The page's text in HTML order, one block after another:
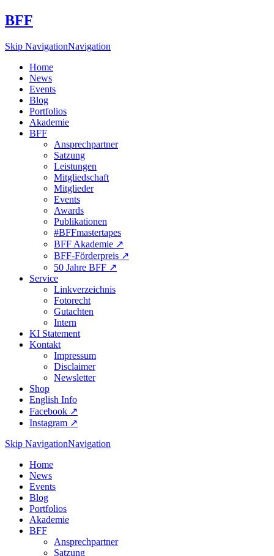
BFF
Skip NavigationNavigation
Home
News
Events
Blog
Portfolios
Akademie
BFF
Ansprechpartner
Satzung
Leistungen
Mitgliedschaft
Mitglieder
Events
Awards
Publikationen
#BFFmastertapes
BFF Akademie ↗︎
BFF-Förderpreis ↗︎
50 Jahre BFF ↗︎
Service
Linkverzeichnis
Fotorecht
Gutachten
Intern
KI Statement
Kontakt
Impressum
Disclaimer
Newsletter
Shop
English Info
Facebook ↗︎
Instagram ↗︎
Skip NavigationNavigation
Home
News
Events
Blog
Portfolios
Akademie
BFF
Ansprechpartner
Satzung